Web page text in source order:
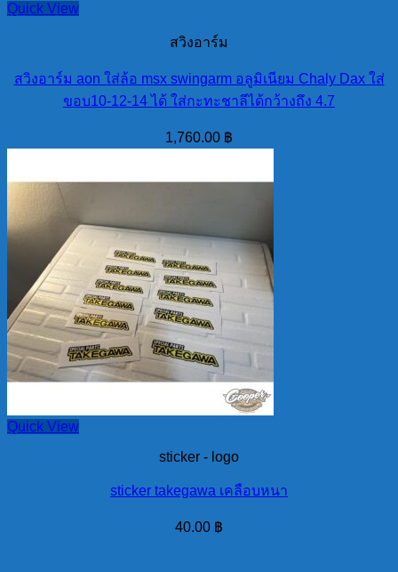
Quick View
สวิงอาร์ม
สวิงอาร์ม aon ใส่ล้อ msx swingarm อลูมิเนียม Chaly Dax ใส่
ขอบ10-12-14 ได้ ใส่กะทะชาลีได้กว้างถึง 4.7
1,760.00 ฿
Quick View
sticker - logo
sticker takegawa เคลือบหนา
40.00 ฿